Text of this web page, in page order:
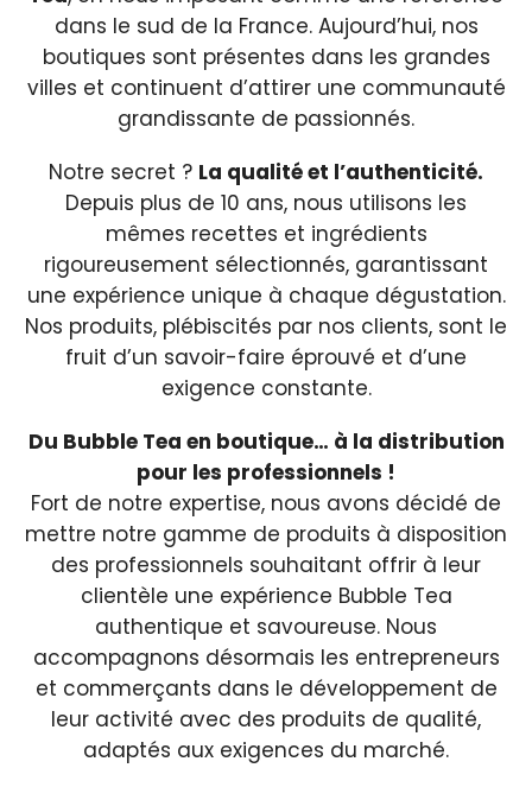
dans le sud de la France. Aujourd’hui, nos
boutiques sont présentes dans les grandes
villes et continuent d’attirer une communauté
grandissante de passionnés.
Notre secret ? La qualité et l’authenticité.
Depuis plus de 10 ans, nous utilisons les
mêmes recettes et ingrédients
rigoureusement sélectionnés, garantissant
une expérience unique à chaque dégustation.
Nos produits, plébiscités par nos clients, sont le
fruit d’un savoir-faire éprouvé et d’une
exigence constante.
Du Bubble Tea en boutique… à la distribution
pour les professionnels !
Fort de notre expertise, nous avons décidé de
mettre notre gamme de produits à disposition
des professionnels souhaitant offrir à leur
clientèle une expérience Bubble Tea
authentique et savoureuse. Nous
accompagnons désormais les entrepreneurs
et commerçants dans le développement de
leur activité avec des produits de qualité,
adaptés aux exigences du marché.